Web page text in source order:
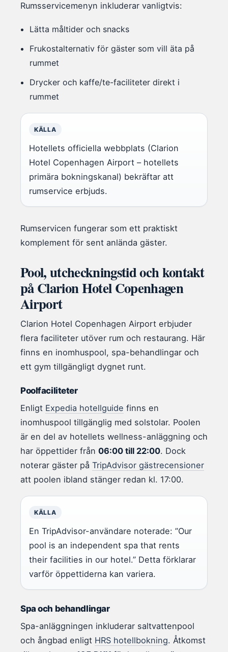
Rumsservicemenyn inkluderar vanligtvis:
Lätta måltider och snacks
Frukostalternativ för gäster som vill äta på
rummet
Drycker och kaffe/te-faciliteter direkt i
rummet
KÄLLA
Hotellets officiella webbplats (Clarion
Hotel Copenhagen Airport – hotellets
primära bokningskanal) bekräftar att
rumservice erbjuds.
Rumservicen fungerar som ett praktiskt
komplement för sent anlända gäster.
Pool, utcheckningstid och kontakt
på Clarion Hotel Copenhagen
Airport
Clarion Hotel Copenhagen Airport erbjuder
flera faciliteter utöver rum och restaurang. Här
finns en inomhuspool, spa-behandlingar och
ett gym tillgängligt dygnet runt.
Poolfaciliteter
Enligt Expedia hotellguide finns en
inomhuspool tillgänglig med solstolar. Poolen
är en del av hotellets wellness-anläggning och
har öppettider från 06:00 till 22:00. Dock
noterar gäster på TripAdvisor gästrecensioner
att poolen ibland stänger redan kl. 17:00.
KÄLLA
En TripAdvisor-användare noterade: ”Our
pool is an independent spa that rents
their facilities in our hotel.” Detta förklarar
varför öppettiderna kan variera.
Spa och behandlingar
Spa-anläggningen inkluderar saltvattenpool
och ångbad enligt HRS hotellbokning. Åtkomst